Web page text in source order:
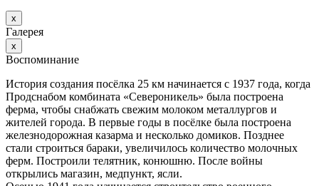
х
Галерея
х
Воспоминание
История создания посёлка 25 км начинается с 1937 года, когда
Продснабом комбината «Североникель» была построена
ферма, чтобы снабжать свежим молоком металлургов и
жителей города. В первые годы в посёлке была построена
железнодорожная казарма и несколько домиков. Позднее
стали строиться бараки, увеличилось количество молочных
ферм. Построили телятник, конюшню. После войны
открылись магазин, медпункт, ясли.